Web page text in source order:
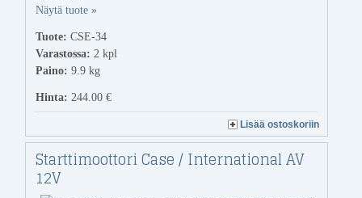
Näytä tuote »
Tuote: CSE-34
Varastossa: 2 kpl
Paino: 9.9 kg
Hinta: 244.00 €
Lisää ostoskoriin
Starttimoottori Case / International AV
12V